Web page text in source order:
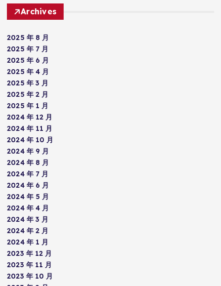
Archives
2025 年 8 月
2025 年 7 月
2025 年 6 月
2025 年 4 月
2025 年 3 月
2025 年 2 月
2025 年 1 月
2024 年 12 月
2024 年 11 月
2024 年 10 月
2024 年 9 月
2024 年 8 月
2024 年 7 月
2024 年 6 月
2024 年 5 月
2024 年 4 月
2024 年 3 月
2024 年 2 月
2024 年 1 月
2023 年 12 月
2023 年 11 月
2023 年 10 月